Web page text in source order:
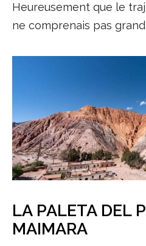
Heureusement que le
ne comprenais pas
LA PALETA DEL
MAIMARA